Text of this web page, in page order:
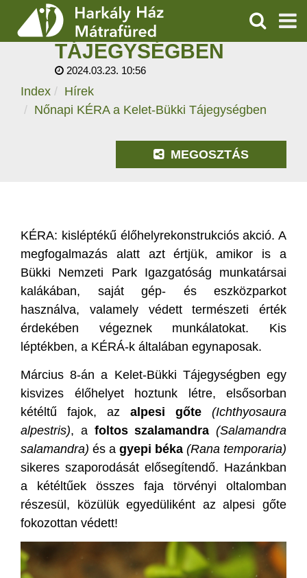
SZOLGÁLTATÁSOK
PROGRAMOK
KERESÉS
NŐNAPI KÉRA A
KELET-BÜKKI
TÁJEGYSÉGBEN
2024.03.23. 10:56
Index
Hírek
Nőnapi KÉRA a Kelet-Bükki Tájegységben
MEGOSZTÁS
KÉRA: kisléptékű élőhelyrekonstrukciós akció. A
megfogalmazás alatt azt értjük, amikor is a
Bükki Nemzeti Park Igazgatóság munkatársai
kalákában, saját gép- és eszközparkot
használva, valamely védett természeti érték
érdekében végeznek munkálatokat. Kis
léptékben, a KÉRÁ-k általában egynaposak.
Március 8-án a Kelet-Bükki Tájegységben egy
kisvizes élőhelyet hoztunk létre, elsősorban
kétéltű fajok, az alpesi gőte (Ichthyosaura
alpestris), a foltos szalamandra (Salamandra
salamandra) és a gyepi béka (Rana temporaria)
sikeres szaporodását elősegítendő. Hazánkban
a kétéltűek összes faja törvényi oltalomban
részesül, közülük egyedüliként az alpesi gőte
fokozottan védett!